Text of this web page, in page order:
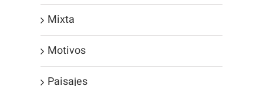
Mixta
Motivos
Paisajes